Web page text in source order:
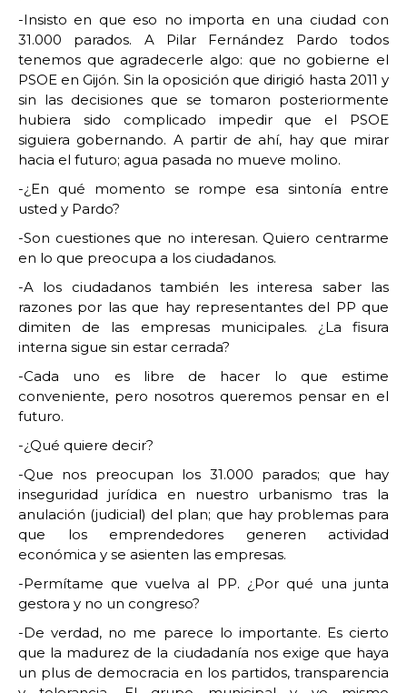
-Insisto en que eso no importa en una ciudad con
31.000 parados. A Pilar Fernández Pardo todos
tenemos que agradecerle algo: que no gobierne el
PSOE en Gijón. Sin la oposición que dirigió hasta 2011 y
sin las decisiones que se tomaron posteriormente
hubiera sido complicado impedir que el PSOE
siguiera gobernando. A partir de ahí, hay que mirar
hacia el futuro; agua pasada no mueve molino.
-¿En qué momento se rompe esa sintonía entre
usted y Pardo?
-Son cuestiones que no interesan. Quiero centrarme
en lo que preocupa a los ciudadanos.
-A los ciudadanos también les interesa saber las
razones por las que hay representantes del PP que
dimiten de las empresas municipales. ¿La fisura
interna sigue sin estar cerrada?
-Cada uno es libre de hacer lo que estime
conveniente, pero nosotros queremos pensar en el
futuro.
-¿Qué quiere decir?
-Que nos preocupan los 31.000 parados; que hay
inseguridad jurídica en nuestro urbanismo tras la
anulación (judicial) del plan; que hay problemas para
que los emprendedores generen actividad
económica y se asienten las empresas.
-Permítame que vuelva al PP. ¿Por qué una junta
gestora y no un congreso?
-De verdad, no me parece lo importante. Es cierto
que la madurez de la ciudadanía nos exige que haya
un plus de democracia en los partidos, transparencia